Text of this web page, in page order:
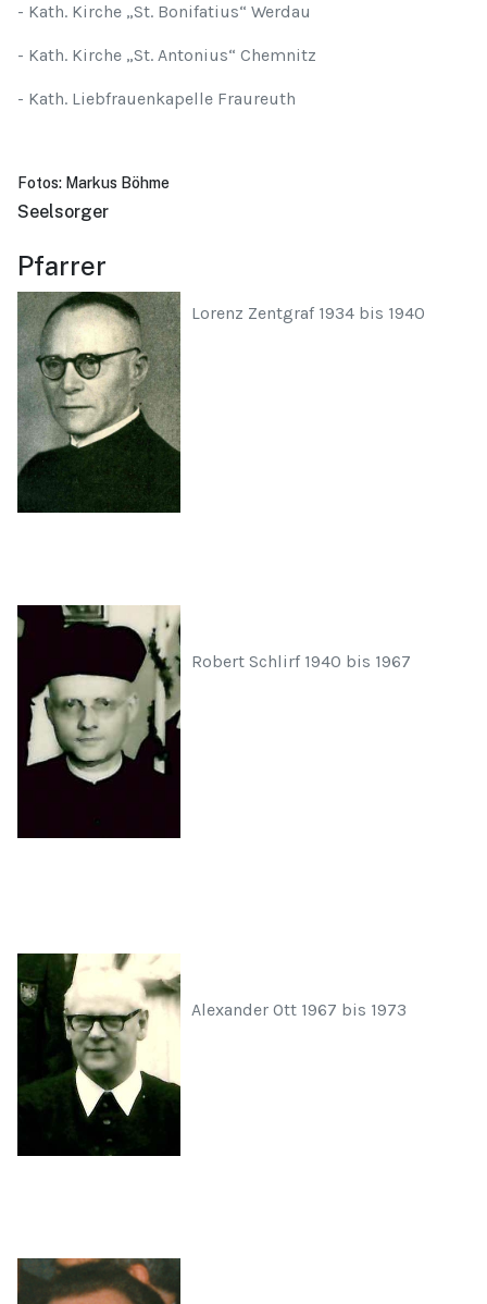
- Kath. Kirche „St. Bonifatius“ Werdau
- Kath. Kirche „St. Antonius“ Chemnitz
- Kath. Liebfrauenkapelle Fraureuth
Fotos: Markus Böhme
Seelsorger
Pfarrer
Lorenz Zentgraf 1934 bis 1940
Robert Schlirf 1940 bis 1967
Alexander Ott 1967 bis 1973